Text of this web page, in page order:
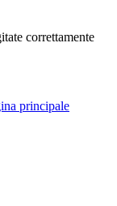
correttamente
principale